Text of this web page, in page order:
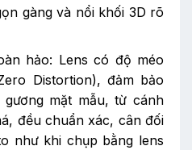
gàng và nổi khối 3D rõ
hảo: Lens có độ méo
Distortion), đảm bảo
mặt mẫu, từ cánh
đều chuẩn xác, cân đối
như khi chụp bằng lens